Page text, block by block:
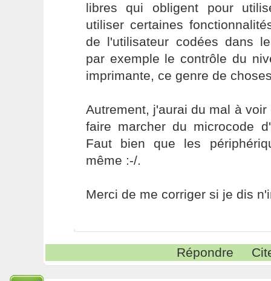
libres qui obligent pour
utiliser certaines
de l'utilisateur codées dans
par exemple le contrôle du
imprimante, ce genre de
Autrement, j'aurai du mal à
faire marcher du microcode
Faut bien que les
même :-/.
Merci de me corriger si je dis
Répondre